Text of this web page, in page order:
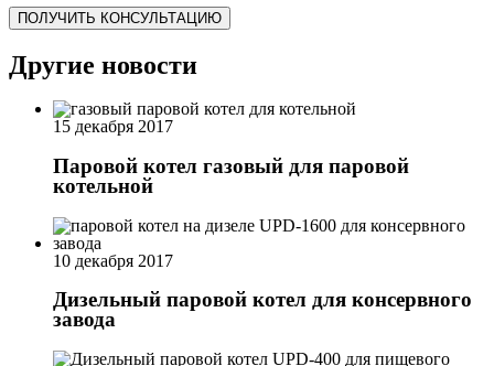
ПОЛУЧИТЬ КОНСУЛЬТАЦИЮ
Другие новости
15 декабря 2017
Паровой котел газовый для паровой
котельной
10 декабря 2017
Дизельный паровой котел для консервного
завода